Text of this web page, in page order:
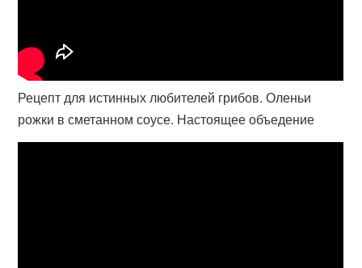
Рецепт для истинных любителей грибов. Оленьи
рожки в сметанном соусе. Настоящее объедение